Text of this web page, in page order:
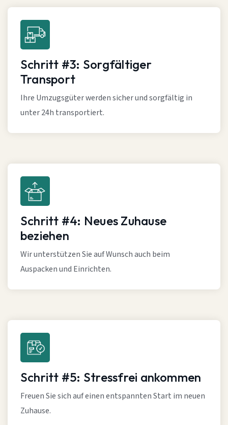
Schritt #3: Sorgfältiger
Transport
Ihre Umzugsgüter werden sicher und sorgfältig in
unter 24h transportiert.
Schritt #4: Neues Zuhause
beziehen
Wir unterstützen Sie auf Wunsch auch beim
Auspacken und Einrichten.
Schritt #5: Stressfrei ankommen
Freuen Sie sich auf einen entspannten Start im neuen
Zuhause.